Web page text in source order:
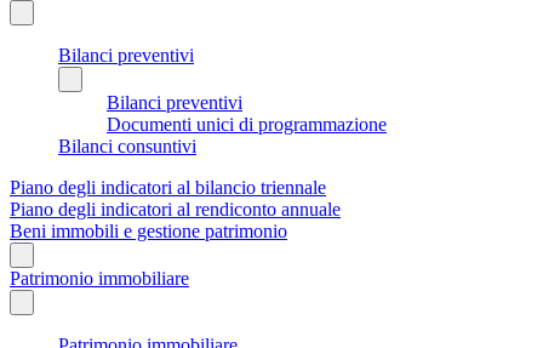
Bilanci preventivi
Bilanci preventivi
Documenti unici di programmazione
Bilanci consuntivi
Piano degli indicatori al bilancio triennale
Piano degli indicatori al rendiconto annuale
Beni immobili e gestione patrimonio
Patrimonio immobiliare